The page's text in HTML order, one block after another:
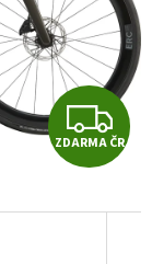
Z
D
A
ZDARMA ČR